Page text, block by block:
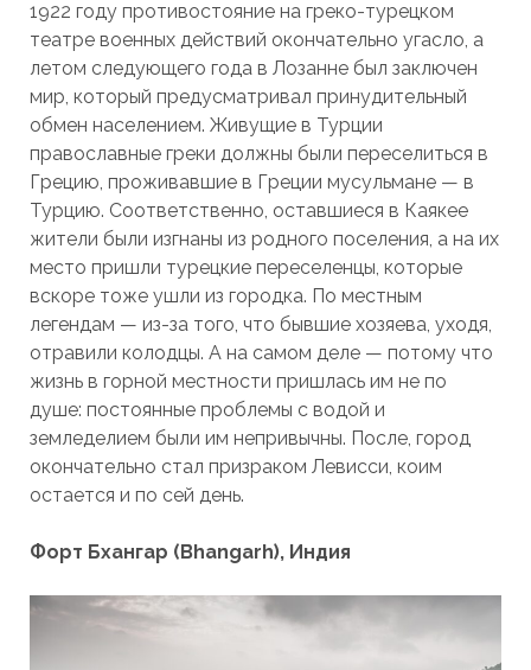
1922 году противостояние на греко-турецком
театре военных действий окончательно угасло, а
летом следующего года в Лозанне был заключен
мир, который предусматривал принудительный
обмен населением. Живущие в Турции
православные греки должны были переселиться в
Грецию, проживавшие в Греции мусульмане — в
Турцию. Соответственно, оставшиеся в Каякее
жители были изгнаны из родного поселения, а на их
место пришли турецкие переселенцы, которые
вскоре тоже ушли из городка. По местным
легендам — из-за того, что бывшие хозяева, уходя,
отравили колодцы. А на самом деле — потому что
жизнь в горной местности пришлась им не по
душе: постоянные проблемы с водой и
земледелием были им непривычны. После, город
окончательно стал призраком Левисси, коим
остается и по сей день.
Форт Бхангар (Bhangarh), Индия